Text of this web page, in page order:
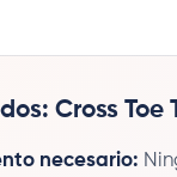
Cross Toe
necesario: